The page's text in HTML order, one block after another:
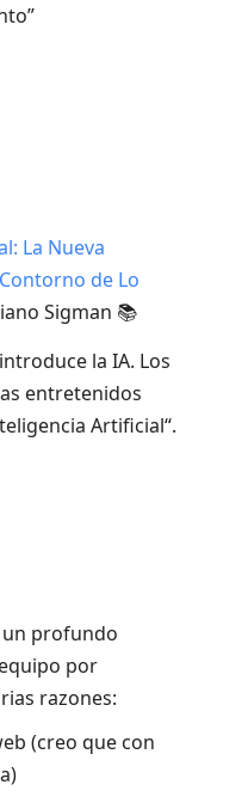
La Nueva
de Lo
Sigman 📚
la IA. Los
entretenidos
Artificial“.
un profundo
por
razones:
(creo que con